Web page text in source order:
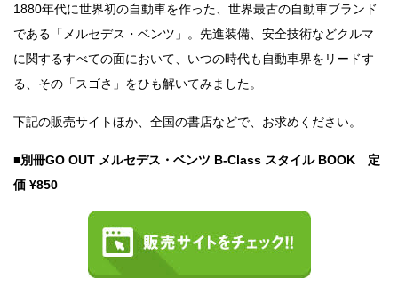
1880年代に世界初の自動車を作った、世界最古の自動車ブランド
である「メルセデス・ベンツ」。先進装備、安全技術などクルマ
に関するすべての面において、いつの時代も自動車界をリードす
る、その「スゴさ」をひも解いてみました。
下記の販売サイトほか、全国の書店などで、お求めください。
■別冊GO OUT メルセデス・ベンツ B-Class スタイル BOOK 定
価 ¥850